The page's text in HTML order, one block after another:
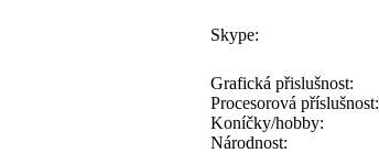
Skype:
Grafická přislušnost:
Procesorová příslušnost:
Koníčky/hobby:
Národnost: